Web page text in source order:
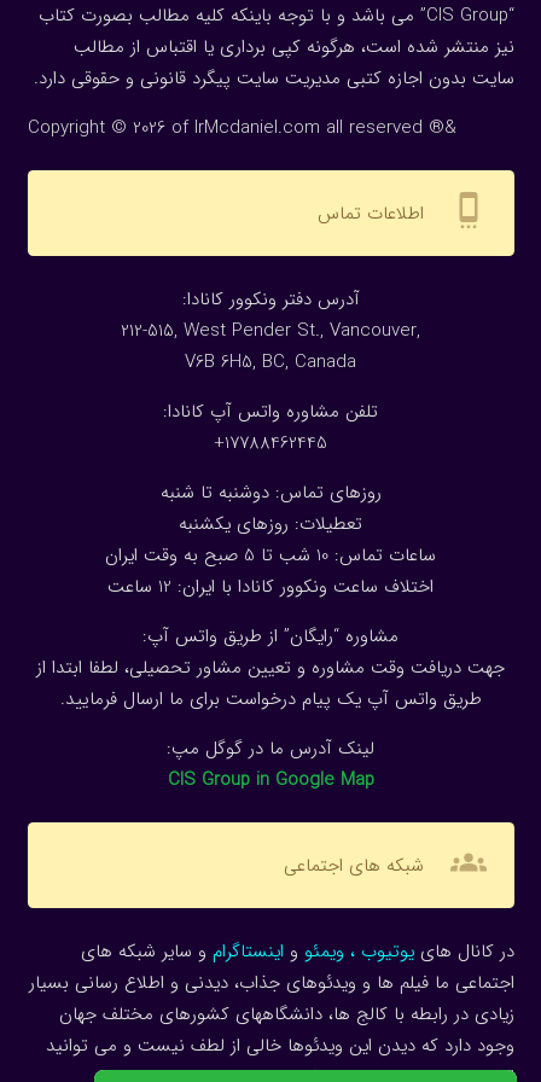
“CIS Group” می باشد و با توجه باینکه کلیه مطالب بصورت کتاب
نیز منتشر شده است، هرگونه كپی برداری یا اقتباس از مطالب
سایت بدون اجازه كتبی مدیریت سایت پیگرد قانونی و حقوقی دارد.
Copyright © 2026 of IrMcdaniel.com all reserved ®&
settings_cell اطلاعات تماس
:آدرس دفتر ونکوور کانادا
212-515, West Pender St., Vancouver,
V6B 6H5, BC, Canada
تلفن مشاوره واتس آپ کانادا:
17788462445+
روزهای تماس: دوشنبه تا شنبه
تعطیلات: روزهای یکشنبه
ساعات تماس: 10 شب تا 5 صبح به وقت ایران
اختلاف ساعت ونکوور کانادا با ایران: 1 2 ساعت
مشاوره “رایگان” از طریق واتس آپ:
جهت دریافت وقت مشاوره و تعیین مشاور تحصیلی، لطفا ابتدا از
طریق واتس آپ یک پیام درخواست برای ما ارسال فرمایید.
لینک آدرس ما در گوگل مپ:
CIS Group in Google Map
groups شبکه های اجتماعی
در کانال هاییوتیوب ، ویمئو و اینستاگرام و سایر شبکه های
اجتماعی ما فیلم ها و ویدئوهای جذاب، دیدنی و اطلاع رسانی بسیار
زیادی در رابطه با کالج ها، دانشگاههای کشورهای مختلف جهان
وجود دارد که دیدن این ویدئوها خالی از لطف نیست و می توانید